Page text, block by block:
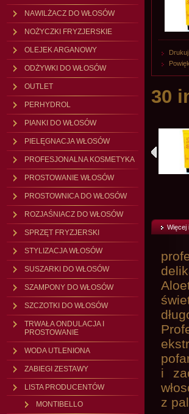
NAWILŻACZ DO WŁOSÓW
NOŻYCZKI FRYZJERSKIE
OLEJEK ARGANOWY
ODŻYWKI DO WŁOSÓW
OUTLET
PERHYDROL
PIANKI DO WŁOSÓW
PIELĘGNACJA WŁOSÓW
PROFESJONALNA KOSMETYKA
PROSTOWANIE WŁOSÓW
PROSTOWNICA DO WŁOSÓW
ROZJAŚNIACZ DO WŁOSÓW
SPRZĘT FRYZJERSKI
STYLIZACJA WŁOSÓW
SUSZARKI DO WŁOSÓW
SZAMPONY DO WŁOSÓW
SZCZOTKI DO WŁOSÓW
TRWAŁA ONDULACJA I
PROSTOWANIE
WODA UTLENIONA
ZABIEGI ZESTAWY
LISTA PRODUCENTÓW
MONTIBELLO
Drukuj
30
Więcej
i
z